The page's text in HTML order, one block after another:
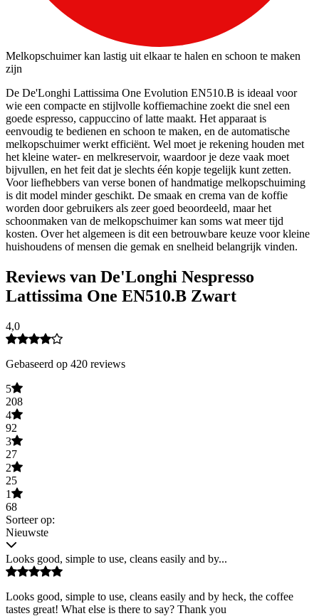
Melkopschuimer kan lastig uit elkaar te halen en schoon te maken
zijn
De De'Longhi Lattissima One Evolution EN510.B is ideaal voor
wie een compacte en stijlvolle koffiemachine zoekt die snel een
goede espresso, cappuccino of latte maakt. Het apparaat is
eenvoudig te bedienen en schoon te maken, en de automatische
melkopschuimer werkt efficiënt. Wel moet je rekening houden met
het kleine water- en melkreservoir, waardoor je deze vaak moet
bijvullen, en het feit dat je slechts één kopje tegelijk kunt zetten.
Voor liefhebbers van verse bonen of handmatige melkopschuiming
is dit model minder geschikt. De smaak en crema van de koffie
worden door gebruikers als zeer goed beoordeeld, maar het
schoonmaken van de melkopschuimer kan soms wat meer tijd
kosten. Over het algemeen is dit een betrouwbare keuze voor kleine
huishoudens of mensen die gemak en snelheid belangrijk vinden.
Reviews van De'Longhi Nespresso
Lattissima One EN510.B Zwart
4,0
Gebaseerd op 420 reviews
5
208
4
92
3
27
2
25
1
68
Sorteer op:
Nieuwste
Looks good, simple to use, cleans easily and by...
Looks good, simple to use, cleans easily and by heck, the coffee
tastes great! What else is there to say? Thank you